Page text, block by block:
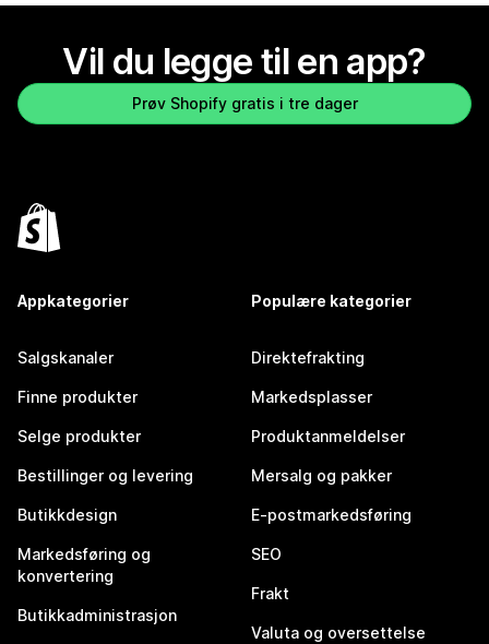
Vil du legge til en app?
Prøv Shopify gratis i tre dager
Appkategorier
Salgskanaler
Finne produkter
Selge produkter
Bestillinger og levering
Butikkdesign
Markedsføring og
konvertering
Butikkadministrasjon
Populære kategorier
Direktefrakting
Markedsplasser
Produktanmeldelser
Mersalg og pakker
E-postmarkedsføring
SEO
Frakt
Valuta og oversettelse